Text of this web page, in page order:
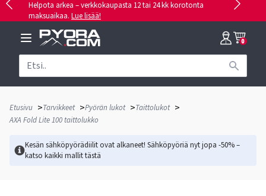
Helpota arkea – verkkokaupasta 12 tai 24 kk korotonta
maksuaikaa. Lue lisää!
0
Etusivu >Tarvikkeet >Pyörän lukot >Taittolukot >
AXA Fold Lite 100 taittolukko
Kesän sähköpyörädiilit ovat alkaneet! Sähköpyöriä nyt jopa -50% –
katso kaikki mallittästä